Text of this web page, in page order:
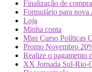
Finalização de compra
Formulário para nova
Loja
Minha conta
Mini Curso Políticas
Promo Novembro
Realize o pagamento
XX Jornada Sul-Rio-